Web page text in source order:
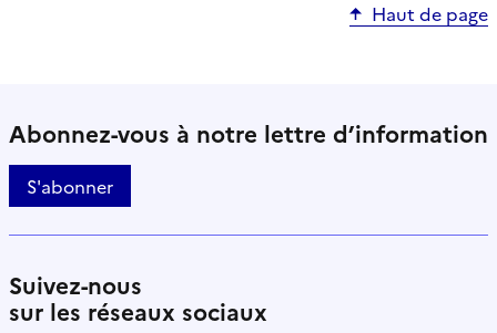
Haut de page
Abonnez-vous à notre lettre d’information
S'abonner
Suivez-nous
sur les réseaux sociaux